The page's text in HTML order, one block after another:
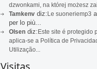
dzwonkami, na której możesz
Tamkenv diz:Le suoneriemp3
per lo più...
Olsen diz:Este site é protegido
aplica-se a Política de
Utilização...
Visitas